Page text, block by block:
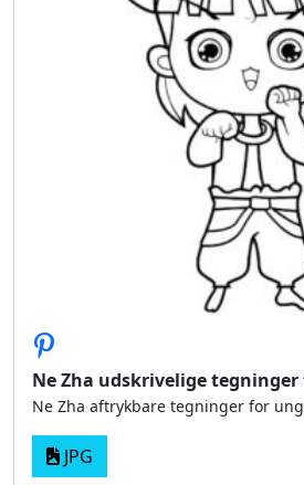
Ne Zha udskrivelige
Ne Zha aftrykbare tegninger for
JPG